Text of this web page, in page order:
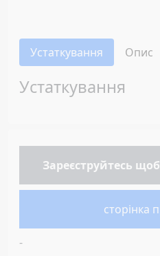
Устаткування Опис
Устаткування
Зареєструйтесь
сторінка
-